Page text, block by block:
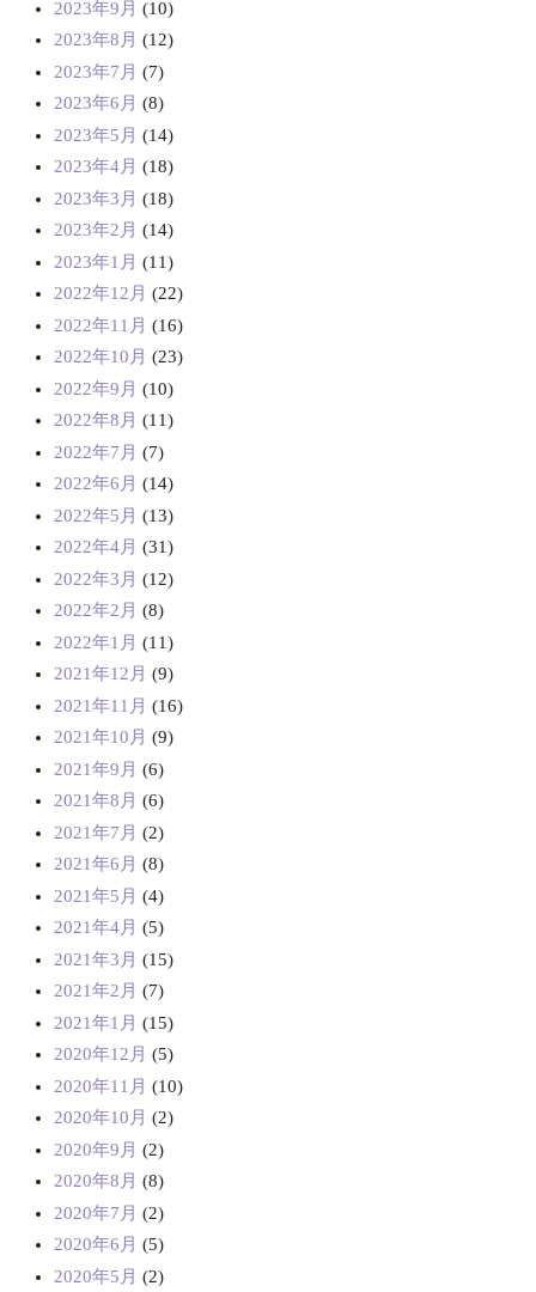
2023年9月 (10)
2023年8月 (12)
2023年7月 (7)
2023年6月 (8)
2023年5月 (14)
2023年4月 (18)
2023年3月 (18)
2023年2月 (14)
2023年1月 (11)
2022年12月 (22)
2022年11月 (16)
2022年10月 (23)
2022年9月 (10)
2022年8月 (11)
2022年7月 (7)
2022年6月 (14)
2022年5月 (13)
2022年4月 (31)
2022年3月 (12)
2022年2月 (8)
2022年1月 (11)
2021年12月 (9)
2021年11月 (16)
2021年10月 (9)
2021年9月 (6)
2021年8月 (6)
2021年7月 (2)
2021年6月 (8)
2021年5月 (4)
2021年4月 (5)
2021年3月 (15)
2021年2月 (7)
2021年1月 (15)
2020年12月 (5)
2020年11月 (10)
2020年10月 (2)
2020年9月 (2)
2020年8月 (8)
2020年7月 (2)
2020年6月 (5)
2020年5月 (2)